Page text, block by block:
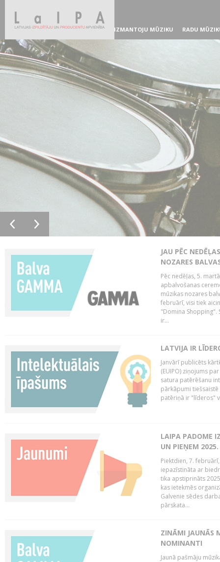
IZMANTOJU MŪZIKU RADU
JAU PĒC
NOZARES
Pēc nedēļas, 5.
apbalvošanas
mūzikas nozares
februārī, visi tiek
"Domina Shopping".
ir...
LATVIJA IR
Janvārī publicēts
(EUIPO) ziņojums
satura patērēšanu
pārkāpumi
patēriņā ir "līderos"
LAIPA PADOME
UN PIEŅEM
Piektdien, 7.
iepazīstināta ar
tika apstiprināts
kas ietekmēs
Galvenie sēdes
pārskata...
ZINĀMI JAUNĀS
NOMINANTI
Jaunā pašmāju